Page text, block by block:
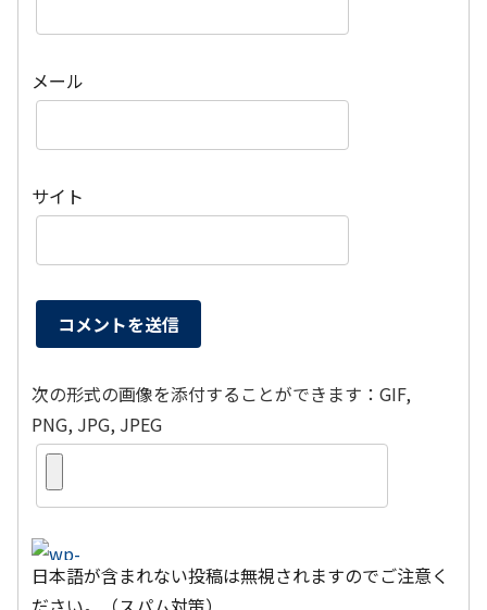
メール
サイト
次の形式の画像を添付することができます：GIF,
PNG, JPG, JPEG
日本語が含まれない投稿は無視されますのでご注意く